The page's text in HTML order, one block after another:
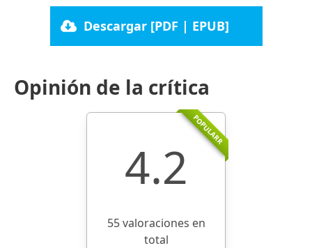
Descargar [PDF | EPUB]
Opinión de la crítica
POPULARR
4.2
55 valoraciones en
total